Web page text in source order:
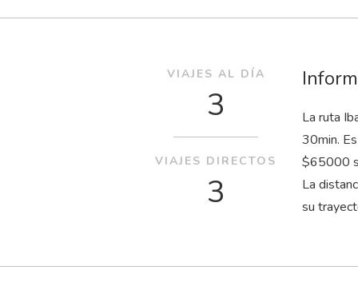
La ruta
30min.
$65000
La
su
VIAJES AL DÍA
3
VIAJES DIRECTOS
3